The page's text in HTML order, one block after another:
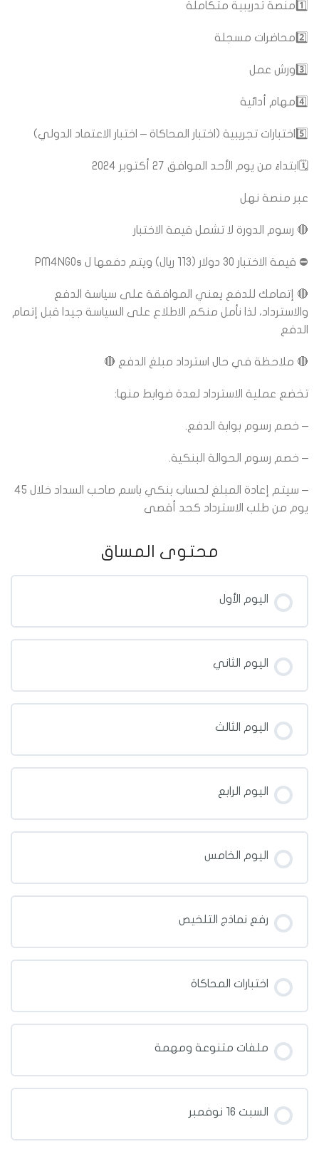
1️⃣ منصة تدريبية متكاملة
2️⃣ محاضرات مسجلة
3️⃣ ورش عمل
4️⃣ مهام أدائية
5️⃣ اختبارات تجريبية (اختبار المحاكاة – اختبار الاعتماد الدولي)
🗓️ ابتداءً من يوم الأحد الموافق 27 أكتوبر 2024
عبر منصة نهل
🔴 رسوم الدورة لا تشمل قيمة الاختبار
⛔ قيمة الاختبار 30 دولار (113 ريال) ويتم دفعها ل PM4NGOs
🔴 إتمامك للدفع يعني الموافقة على سياسة الدفع
والاسترداد، لذا نأمل منكم الاطلاع على السياسة جيدا قبل إتمام
الدفع
🔴 ملاحظة في حال استرداد مبلغ الدفع 🔴
تخضع عملية الاسترداد لعدة ضوابط منها:
– خصم رسوم بوابة الدفع.
– خصم رسوم الحوالة البنكية.
– سيتم إعادة المبلغ لحساب بنكي باسم صاحب السداد خلال 45
يوم من طلب الاسترداد كحد أقصى
محتوى المساق
اليوم الأول
اليوم الثاني
اليوم الثالث
اليوم الرابع
اليوم الخامس
رفع نماذج التلخيص
اختبارات المحاكاة
ملفات متنوعة ومهمة
السبت 16 نوفمبر